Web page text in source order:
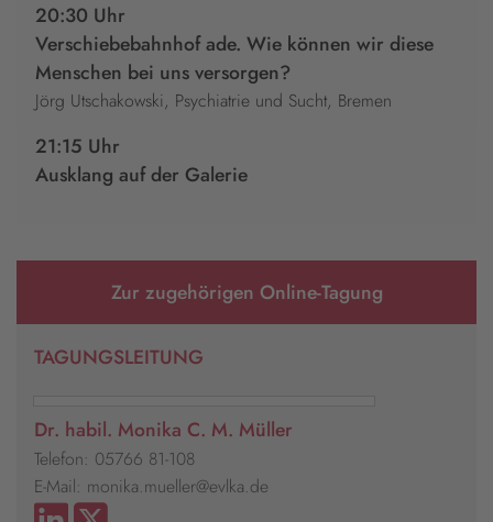
20:30 Uhr
Verschiebebahnhof ade. Wie können wir diese
Menschen bei uns versorgen?
Jörg Utschakowski, Psychiatrie und Sucht, Bremen
21:15 Uhr
Ausklang auf der Galerie
Zur zugehörigen Online-Tagung
TAGUNGSLEITUNG
Dr. habil. Monika C. M. Müller
Telefon: 05766 81-108
E-Mail: monika.mueller@evlka.de